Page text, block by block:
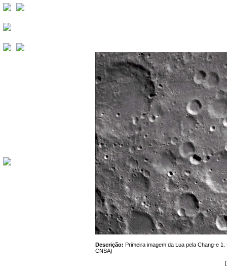
Descrição: Primeira imagem da Lua pela Chang-e
CNSA)